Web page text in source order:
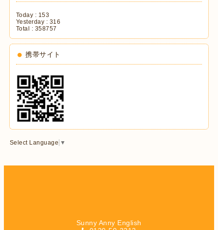
Today : 153
Yesterday : 316
Total : 358757
携帯サイト
Select Language ▼
Sunny Anny English